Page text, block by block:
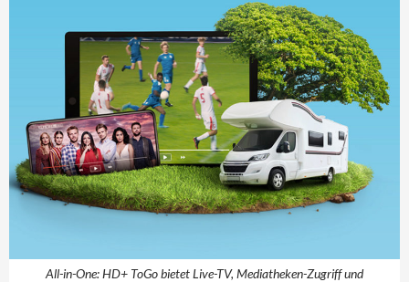
All-in-One: HD+ ToGo bietet Live-TV, Mediatheken-Zugriff und